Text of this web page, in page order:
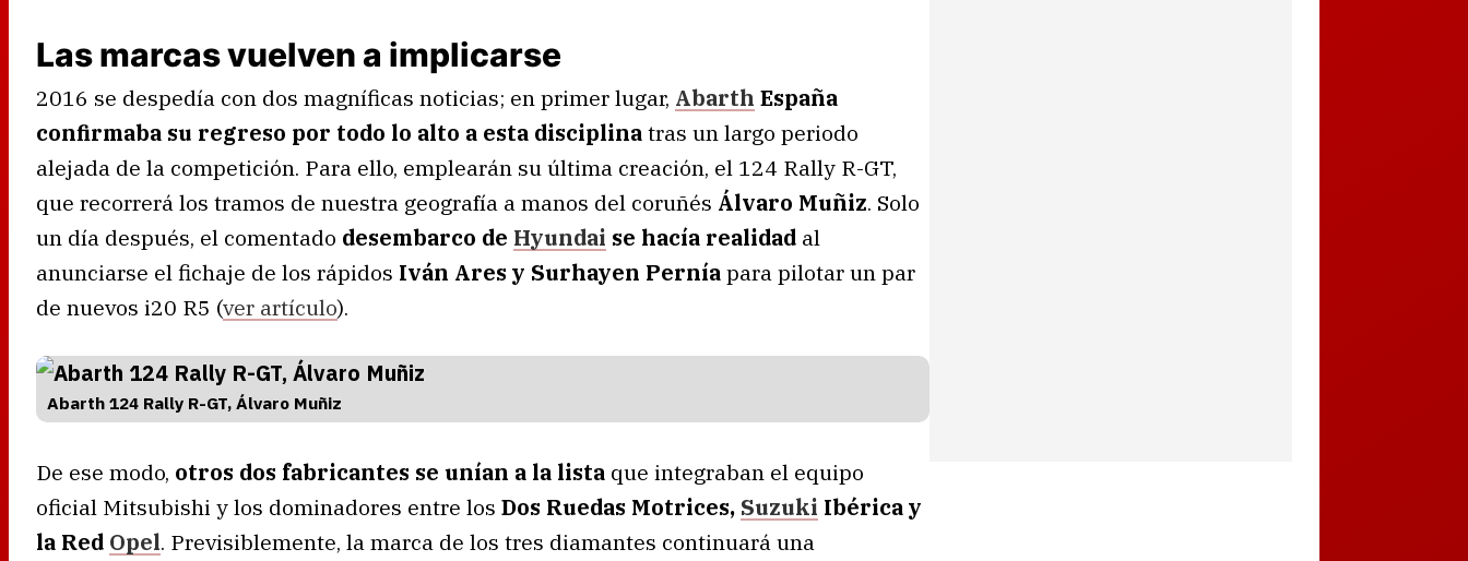
Las marcas vuelven a implicarse
2016 se despedía con dos magníficas noticias; en primer lugar, Abarth España
confirmaba su regreso por todo lo alto a esta disciplina tras un largo periodo
alejada de la competición. Para ello, emplearán su última creación, el 124 Rally R-GT,
que recorrerá los tramos de nuestra geografía a manos del coruñés Álvaro Muñiz. Solo
un día después, el comentado desembarco de Hyundai se hacía realidad al
anunciarse el fichaje de los rápidos Iván Ares y Surhayen Pernía para pilotar un par
de nuevos i20 R5 (ver artículo).
Abarth 124 Rally R-GT, Álvaro Muñiz
De ese modo, otros dos fabricantes se unían a la lista que integraban el equipo
oficial Mitsubishi y los dominadores entre los Dos Ruedas Motrices, Suzuki Ibérica y
la Red Opel. Previsiblemente, la marca de los tres diamantes continuará una